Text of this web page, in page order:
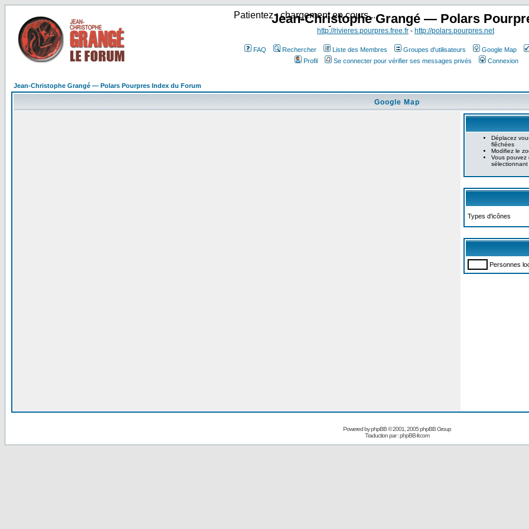
Jean-Christophe Grangé — Polars
http://rivieres.pourpres.free.fr - http://polars.pourpres.net
FAQ Rechercher Liste des Membres Groupes d'utilisateurs Google Map
Profil
Se connecter pour vérifier ses messages privés Connexion
Jean-Christophe Grangé — Polars Pourpres Index du Forum
Google Map
Patientez : chargement en cours...
-
Déplacez
flêchées
Modifiez le
Vous pouvez
Types d'icônes
Personnes
Powered byphpBB© 2001, 2005 phpBB Group
Traduction par :phpBB-fr.com